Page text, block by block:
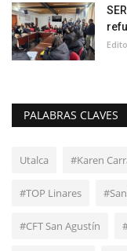
PALABRAS CLAVES
Utalca #Karen
#TOP Linares
#CFT San Agustín